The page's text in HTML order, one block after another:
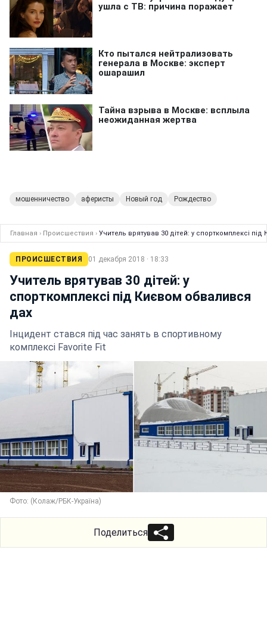
мошенничество аферисты Новый год Рождество
Главная › Происшествия › Учитель врятував 30 дітей: у спорткомплексі
ПРОИСШЕСТВИЯ 01 декабря 2018 · 18:33
Учитель врятував 30 дітей: у
спорткомплексі під Києвом обвалився
дах
Інцидент стався під час занять в спортивному
комплексі Favorite Fit
Фото: (Колаж/РБК-Україна)
Поделиться